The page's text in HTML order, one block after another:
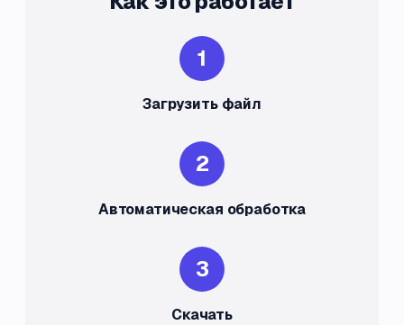
1
Загрузить файл
2
Автоматическая обработка
3
Скачать